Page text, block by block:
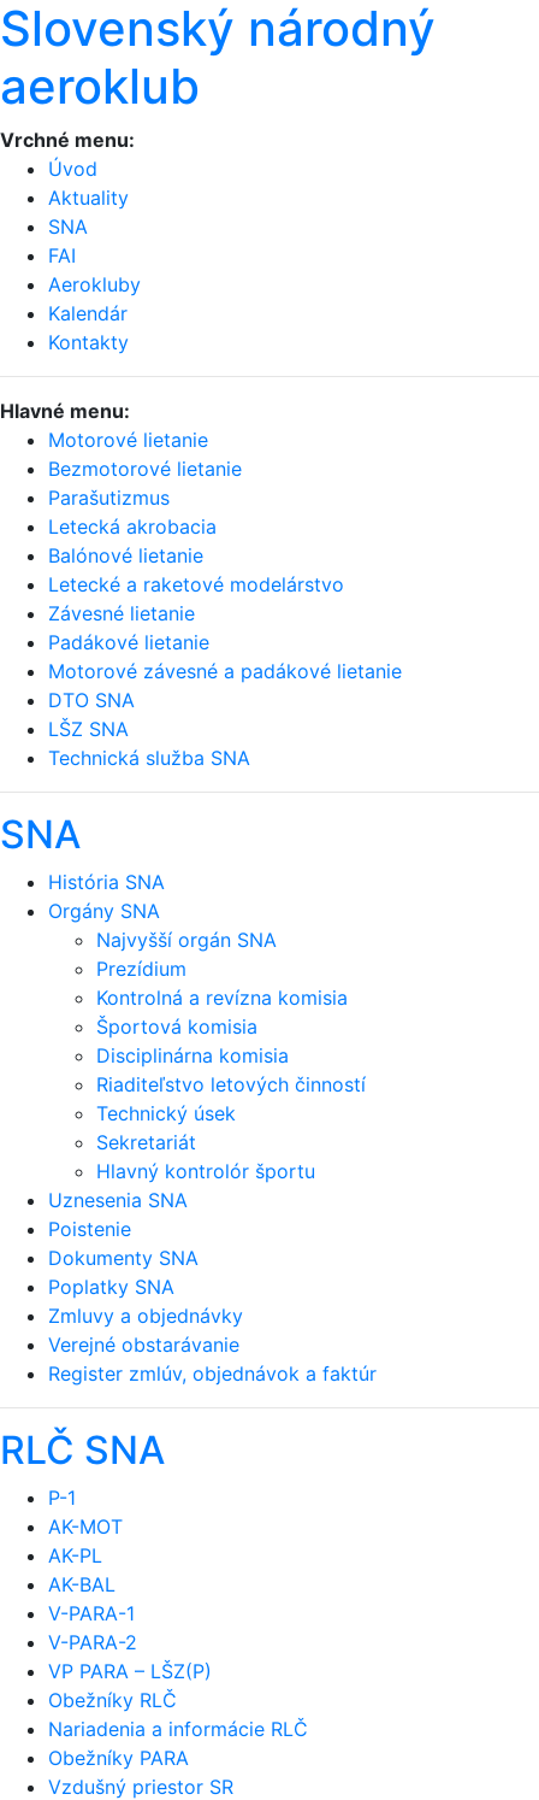
Slovenský národný
aeroklub
Vrchné menu:
Úvod
Aktuality
SNA
FAI
Aerokluby
Kalendár
Kontakty
Hlavné menu:
Motorové lietanie
Bezmotorové lietanie
Parašutizmus
Letecká akrobacia
Balónové lietanie
Letecké a raketové modelárstvo
Závesné lietanie
Padákové lietanie
Motorové závesné a padákové lietanie
DTO SNA
LŠZ SNA
Technická služba SNA
SNA
História SNA
Orgány SNA
Najvyšší orgán SNA
Prezídium
Kontrolná a revízna komisia
Športová komisia
Disciplinárna komisia
Riaditeľstvo letových činností
Technický úsek
Sekretariát
Hlavný kontrolór športu
Uznesenia SNA
Poistenie
Dokumenty SNA
Poplatky SNA
Zmluvy a objednávky
Verejné obstarávanie
Register zmlúv, objednávok a faktúr
RLČ SNA
P-1
AK-MOT
AK-PL
AK-BAL
V-PARA-1
V-PARA-2
VP PARA – LŠZ(P)
Obežníky RLČ
Nariadenia a informácie RLČ
Obežníky PARA
Vzdušný priestor SR